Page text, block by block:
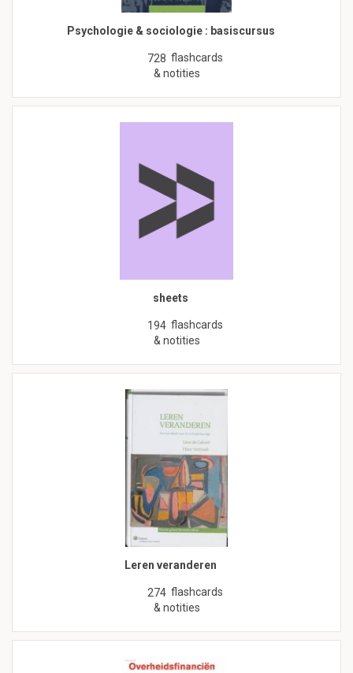
Psychologie & sociologie : basiscursus
728 flashcards
& notities
sheets
194 flashcards
& notities
Leren veranderen
274 flashcards
& notities